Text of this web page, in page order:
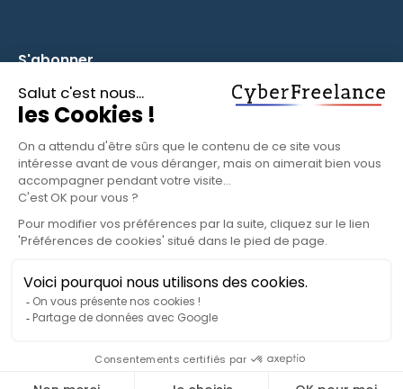
S'abonner
Inscrivez-vous à notre newsletter pour rester informé des
fonctionnalités et des nouveautés.
S'ABONNER
© 2025 CyberFreelance. Tous droits réservés.
Politique de confidentialité
Conditions d'utilisation